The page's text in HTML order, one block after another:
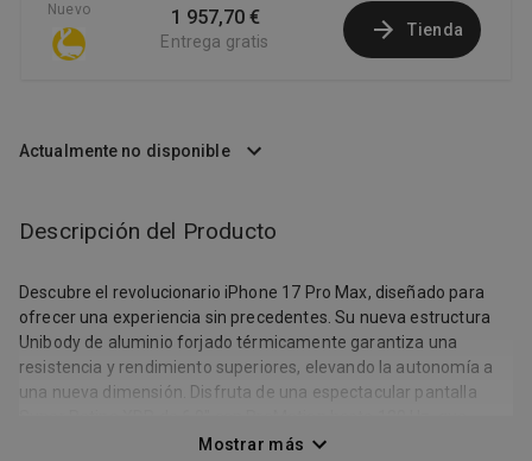
Nuevo 1 957,70 €
Entrega gratis
Tienda
Actualmente no disponible
Descripción del Producto
Descubre el revolucionario iPhone 17 Pro Max, diseñado para
ofrecer una experiencia sin precedentes. Su nueva estructura
Unibody de aluminio forjado térmicamente garantiza una
resistencia y rendimiento superiores, elevando la autonomía a
una nueva dimensión. Disfruta de una espectacular pantalla
ofrece mayor brillo y menos reflejos. El avanzado sistema de
Mostrar más